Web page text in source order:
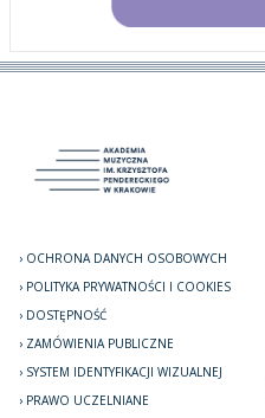
OCHRONA DANYCH OSOBOWYCH
POLITYKA PRYWATNOŚCI I COOKIES
DOSTĘPNOŚĆ
ZAMÓWIENIA PUBLICZNE
SYSTEM IDENTYFIKACJI WIZUALNEJ
PRAWO UCZELNIANE